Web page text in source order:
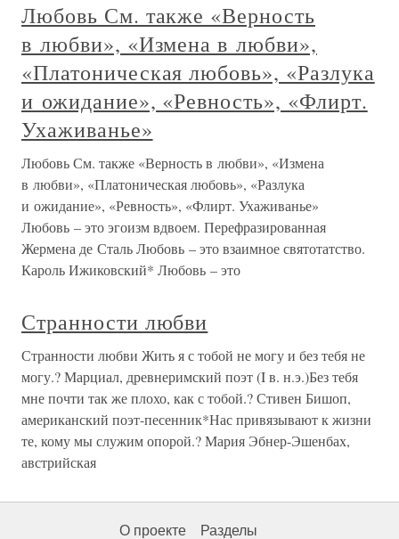
Любовь См. также «Верность
в любви», «Измена в любви»,
«Платоническая любовь», «Разлука
и ожидание», «Ревность», «Флирт.
Ухаживанье»
Любовь См. также «Верность в любви», «Измена
в любви», «Платоническая любовь», «Разлука
и ожидание», «Ревность», «Флирт. Ухаживанье»
Любовь – это эгоизм вдвоем. Перефразированная
Жермена де Сталь Любовь – это взаимное святотатство.
Кароль Ижиковский* Любовь – это
Странности любви
Странности любви Жить я с тобой не могу и без тебя не
могу.? Марциал, древнеримский поэт (I в. н.э.)Без тебя
мне почти так же плохо, как с тобой.? Стивен Бишоп,
американский поэт-песенник*Нас привязывают к жизни
те, кому мы служим опорой.? Мария Эбнер-Эшенбах,
австрийская
О проекте Разделы